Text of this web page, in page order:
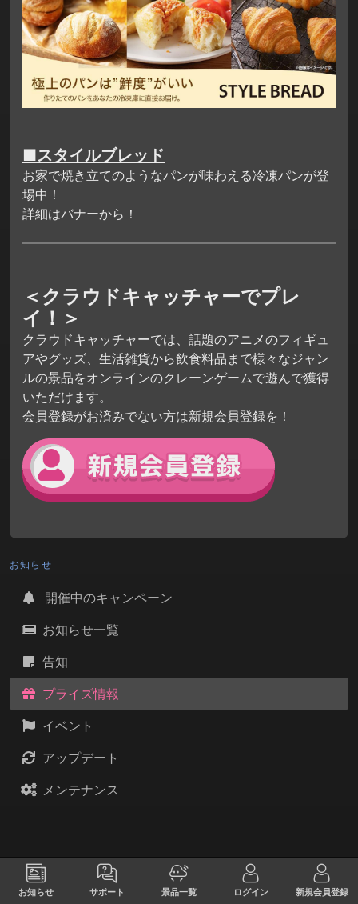
お知らせ サポート 景品一覧 ログイン 新規会員登録
■スタイルブレッド
お家で焼き立てのようなパンが味わえる冷凍パンが登
場中！
詳細はバナーから！
＜クラウドキャッチャーでプレ
イ！＞
クラウドキャッチャーでは、話題のアニメのフィギュ
アやグッズ、生活雑貨から飲食料品まで様々なジャン
ルの景品をオンラインのクレーンゲームで遊んで獲得
いただけます。
会員登録がお済みでない方は新規会員登録を！
お知らせ
開催中のキャンペーン
お知らせ一覧
告知
プライズ情報
イベント
アップデート
メンテナンス